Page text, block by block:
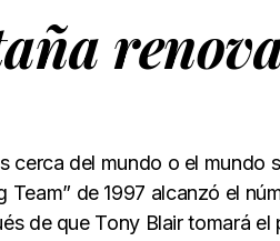
cerca del mundo o el mundo
de 1997 alcanzó el
de que Tony Blair tomará